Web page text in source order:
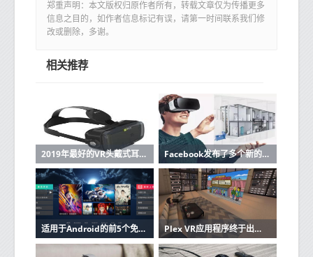
郑重声明：本文版权归原作者所有，转载文章仅为传播更多
信息之目的，如作者信息标记有误，请第一时间联系我们修
改或删除，多谢。
相关推荐
2019年最好的VR头戴式耳机是通往另一个世界的最佳门户 Facebook发布了多个新的视频VR开源工具
适用于Android的前5个免费VR视频播放器应用 Plex VR应用程序终于出现在Gear VR中